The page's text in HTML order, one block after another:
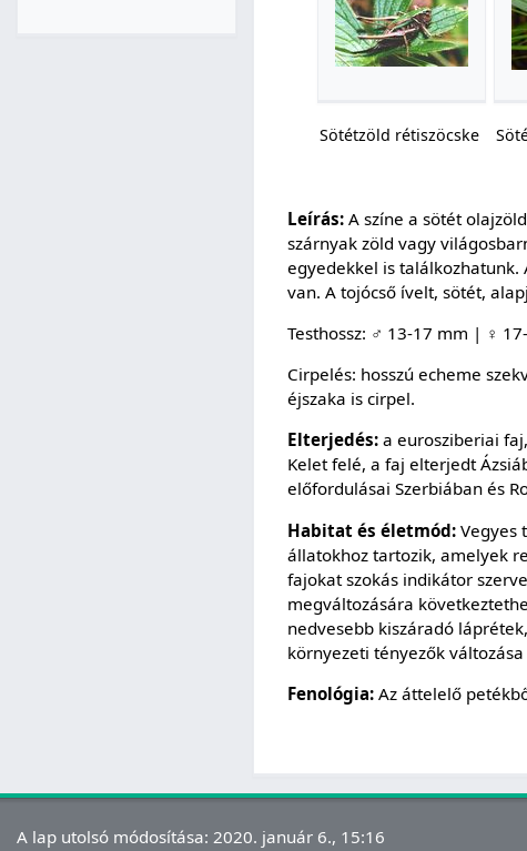
Sötétzöld rétiszöcske
Leírás: A színe a sötét
szárnyak zöld vagy
egyedekkel is találkozhatunk.
van. A tojócső ívelt, sötét,
Testhossz: ♂ 13-17 mm | ♀
Cirpelés: hosszú echeme
éjszaka is cirpel.
Elterjedés: a eurosziberiai
Kelet felé, a faj elterjedt
előfordulásai Szerbiában és
Habitat és életmód: Vegyes
állatokhoz tartozik, amelyek
fajokat szokás indikátor
megváltozására
nedvesebb kiszáradó
környezeti tényezők
Fenológia: Az áttelelő
A lap utolsó módosítása: 2020. január 6., 15:16